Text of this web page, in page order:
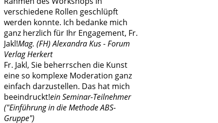
verschiedene Rollen geschlüpft
werden konnte. Ich bedanke mich
ganz herzlich für Ihr Engagement, Fr.
Jakl!Mag. (FH) Alexandra Kus - Forum
Verlag Herkert
Fr. Jakl, Sie beherrschen die Kunst
eine so komplexe Moderation ganz
einfach darzustellen. Das hat mich
beeindruckt!ein Seminar-Teilnehmer
("Einführung in die Methode ABS-
Gruppe")